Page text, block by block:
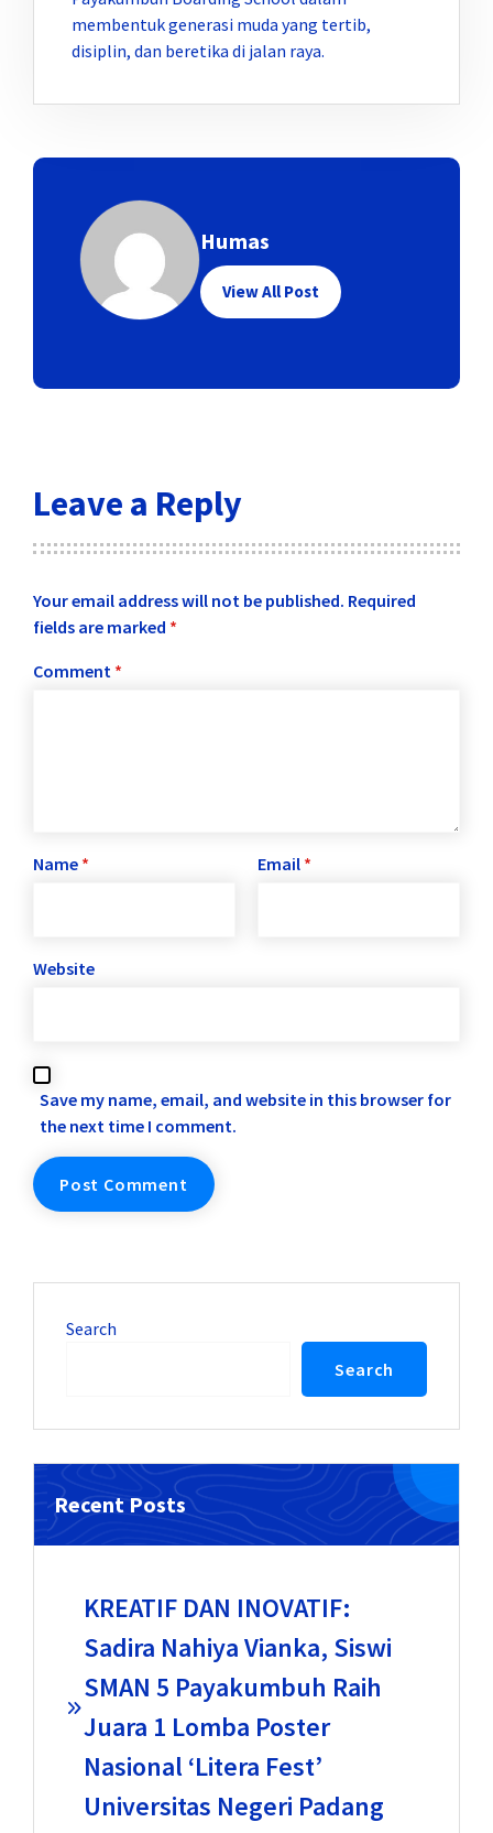
membentuk generasi muda yang tertib,
disiplin, dan beretika di jalan raya.
Humas
View All Post
Leave a Reply
Your email address will not be published. Required
fields are marked *
Comment *
Name * Email *
Website
Save my name, email, and website in this browser for
the next time I comment.
Search
Search
Recent Posts
KREATIF DAN INOVATIF:
Sadira Nahiya Vianka, Siswi
SMAN 5 Payakumbuh Raih
Juara 1 Lomba Poster
Nasional ‘Litera Fest’
Universitas Negeri Padang